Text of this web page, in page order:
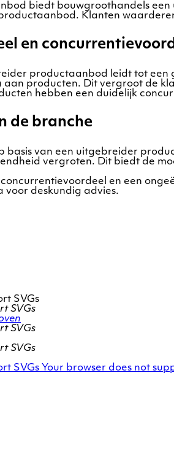
biedt bouwgroothandels
Klanten
en
productaanbod leidt tot
aan producten. Dit vergroot de
hebben een duidelijk
de branche
basis van een uitgebreider
vergroten. Dit biedt de
en een
voor deskundig advies.
SVGs
SVGs
SVGs
SVGs
SVGs LinkedIn
Your browser does not